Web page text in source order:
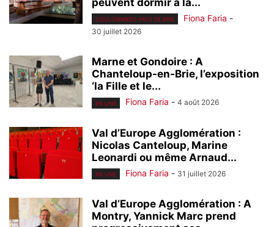
peuvent dormir à la...
COULOMMIERS PAYS DE BRIE Fiona Faria -
30 juillet 2026
Marne et Gondoire : A
Chanteloup-en-Brie, l’exposition
‘la Fille et le...
EN UNE Fiona Faria - 4 août 2026
Val d’Europe Agglomération :
Nicolas Canteloup, Marine
Leonardi ou même Arnaud...
EN UNE Fiona Faria - 31 juillet 2026
Val d’Europe Agglomération : A
Montry, Yannick Marc prend